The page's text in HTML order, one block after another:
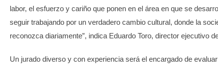
labor, el esfuerzo y cariño que ponen en el área en que se
seguir trabajando por un verdadero cambio cultural, donde la
reconozca diariamente”, indica Eduardo Toro, director ejecutivo
Un jurado diverso y con experiencia será el encargado de